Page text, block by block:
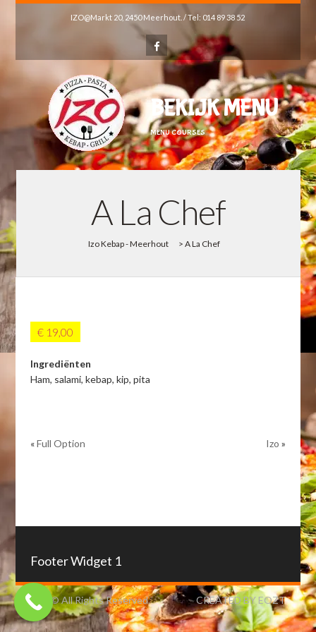
IZO@Markt 20, 2450 Meerhout. / Tel: 014 89 38 52
BEKIJK MENU
MENU COURSES
A La Chef
Izo Kebap - Meerhout > A La Chef
€ 19,00
Ingrediënten
Ham, salami, kebap, kip, pita
«Full Option Izo »
Footer Widget 1
IZO © All Rights Reserved. CREATED BY EOZT